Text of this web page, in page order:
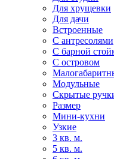
Для хрущевки
Для дачи
Встроенные
С антресолями
С барной
С островом
Модульные
Скрытые
Размер
Мини-кухни
Узкие
3 кв. м.
5 кв. м.